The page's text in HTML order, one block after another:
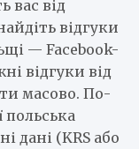
вас від
відгуки
— Facebook-
відгуки від
масово. По-
польська
дані (KRS або